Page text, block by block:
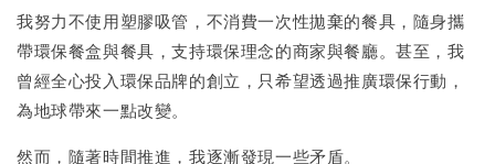
我努力不使用塑膠吸管，不消費一次性拋棄的餐具，隨身攜
帶環保餐盒與餐具，支持環保理念的商家與餐廳。甚至，我
曾經全心投入環保品牌的創立，只希望透過推廣環保行動，
為地球帶來一點改變。
然而，隨著時間推進，我逐漸發現一些矛盾。